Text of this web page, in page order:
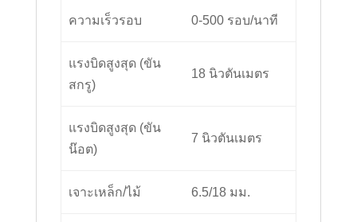
ความเร็วรอบ 0-500 รอบ/นาที
แรงบิดสูงสุด (ขัน
สกรู)
18 นิวตันเมตร
แรงบิดสูงสุด (ขัน
น๊อต)
7 นิวตันเมตร
เจาะเหล็ก/ไม้ 6.5/18 มม.